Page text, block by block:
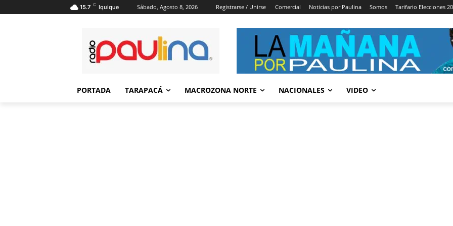
15.7 C Iquique Sábado, Agosto 8, 2026 Registrarse / Unirse Comercial Noticias por Paulina Somos Tarifario Elecciones
PORTADA TARAPACÁ MACROZONA NORTE NACIONALES VIDEO